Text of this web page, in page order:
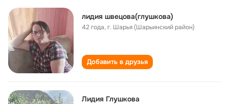
лидия швецова(глушкова)
42 года,г. Шарья (Шарьинский район)
Добавить в друзья
Лидия Глушкова